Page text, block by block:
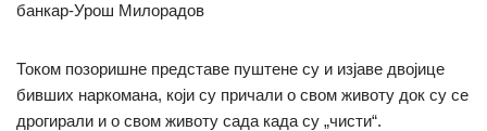
банкар-Урош Милорадов
Током позоришне представе пуштене су и изјаве двојице
бивших наркомана, који су причали о свом животу док су се
дрогирали и о свом животу сада када су „чисти“.